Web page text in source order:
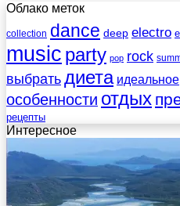
Облако меток
collection dance deep electro
music party pop rock
выбратьдиета идеальное
особенности отдых
рецепты
Интересное